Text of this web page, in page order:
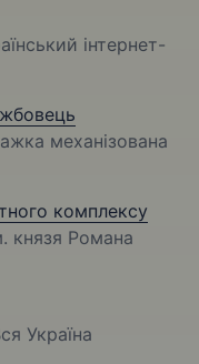
інтернет-
механізована
комплексу
князя Романа
Україна